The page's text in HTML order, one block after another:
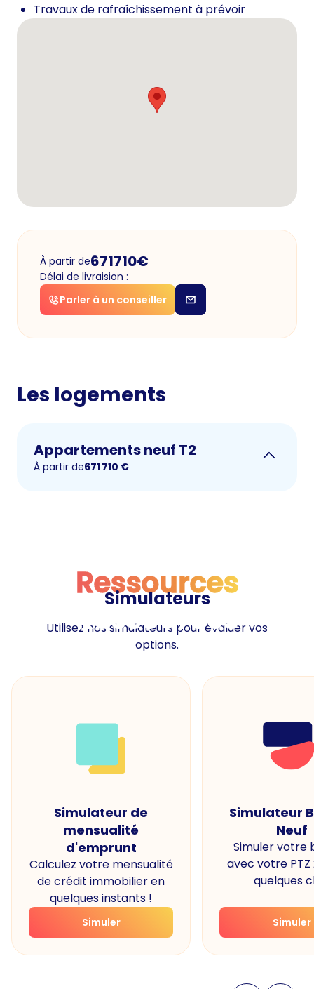
Travaux de rafraîchissement à prévoir
À partir de671710€
Délai de livraision :
Parler à un conseiller
Les logements
Appartements neuf T2
À partir de671 710 €
Ressources
Ressources
Simulateurs
Utilisez nos simulateurs pour évaluer vos
options.
Simulateur de
mensualité
d'emprunt
Calculez votre mensualité
de crédit immobilier en
quelques instants !
Simuler
Simulateur
Neuf
Simuler votre
avec votre PTZ
quelques
Simuler